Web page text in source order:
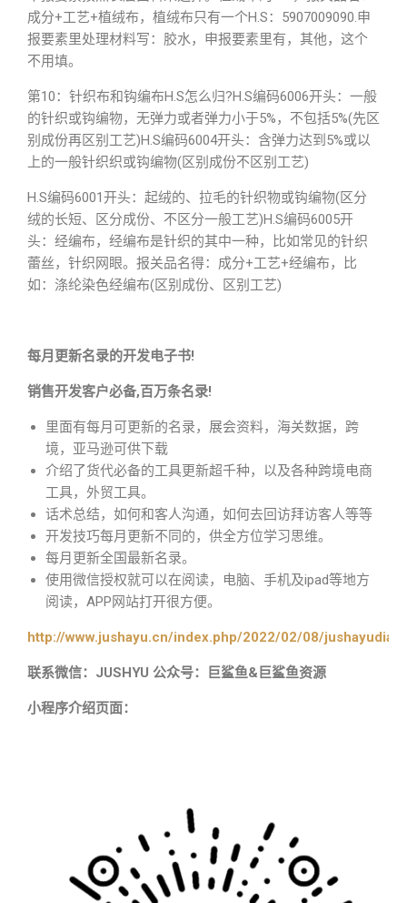
成分+工艺+植绒布，植绒布只有一个H.S：5907009090.申
报要素里处理材料写：胶水，申报要素里有，其他，这个
不用填。
第10：针织布和钩编布H.S怎么归?H.S编码6006开头：一般
的针织或钩编物，无弹力或者弹力小于5%，不包括5%(先区
别成份再区别工艺)H.S编码6004开头：含弹力达到5%或以
上的一般针织织或钩编物(区别成份不区别工艺)
H.S编码6001开头：起绒的、拉毛的针织物或钩编物(区分
绒的长短、区分成份、不区分一般工艺)H.S编码6005开
头：经编布，经编布是针织的其中一种，比如常见的针织
蕾丝，针织网眼。报关品名得：成分+工艺+经编布，比
如：涤纶染色经编布(区别成份、区别工艺)
每月更新名录的开发电子书!
销售开发客户必备,百万条名录!
里面有每月可更新的名录，展会资料，海关数据，跨
境，亚马逊可供下载
介绍了货代必备的工具更新超千种，以及各种跨境电商
工具，外贸工具。
话术总结，如何和客人沟通，如何去回访拜访客人等等
开发技巧每月更新不同的，供全方位学习思维。
每月更新全国最新名录。
使用微信授权就可以在阅读，电脑、手机及ipad等地方
阅读，APP网站打开很方便。
http://www.jushayu.cn/index.php/2022/02/08/
联系微信：JUSHYU 公众号：巨鲨鱼&巨鲨鱼资源
小程序介绍页面：